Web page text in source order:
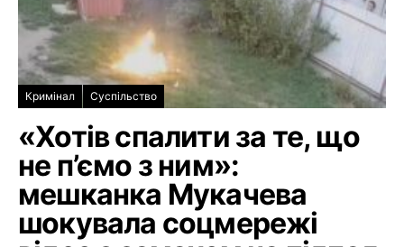
Кримінал Суспільство
«Хотів спалити за те, що
не п’ємо з ним»:
мешканка Мукачева
шокувала соцмережі